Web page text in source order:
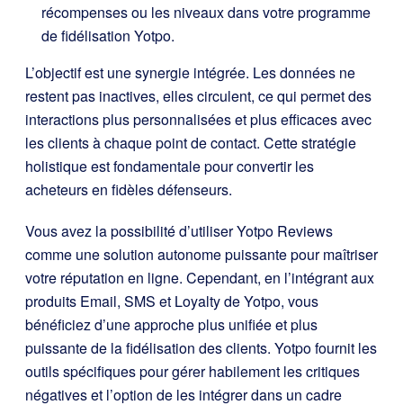
récompenses ou les niveaux dans votre programme
de fidélisation Yotpo.
L’objectif est unesynergie intégrée. Les données ne
restent pas inactives, elles circulent, ce qui permet des
interactions plus personnalisées et plus efficaces avec
les clients à chaque point de contact. Cette stratégie
holistique est fondamentale pour convertir les
acheteurs en fidèles défenseurs.
Vous avez la possibilité d’utiliser Yotpo Reviews
comme une solution autonome puissante pour maîtriser
votre réputation en ligne. Cependant, en l’intégrant aux
produits Email, SMS et Loyalty de Yotpo, vous
bénéficiez d’une approche plus unifiée et plus
puissante de la fidélisation des clients. Yotpo fournit les
outils spécifiques pour gérer habilement les critiques
négatives et l’option de les intégrer dans un cadre